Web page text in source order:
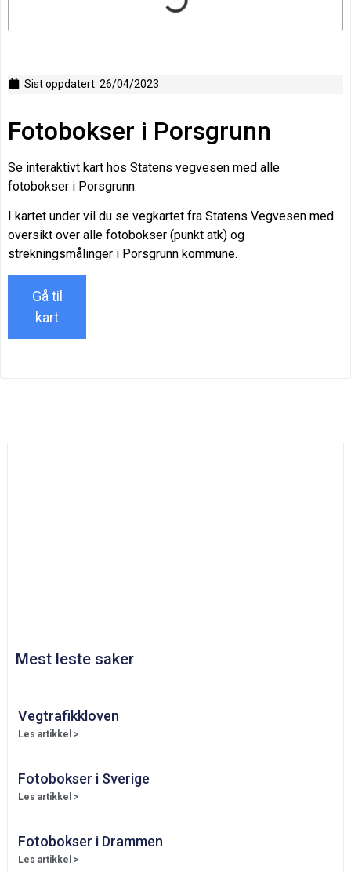
Sist oppdatert: 26/04/2023
Fotobokser i Porsgrunn
Se interaktivt kart hos Statens vegvesen med alle
fotobokser i Porsgrunn.
I kartet under vil du se vegkartet fra Statens Vegvesen med
oversikt over alle fotobokser (punkt atk) og
strekningsmålinger i Porsgrunn kommune.
Gå til
kart
Mest leste saker
Vegtrafikkloven
Les artikkel >
Fotobokser i Sverige
Les artikkel >
Fotobokser i Drammen
Les artikkel >